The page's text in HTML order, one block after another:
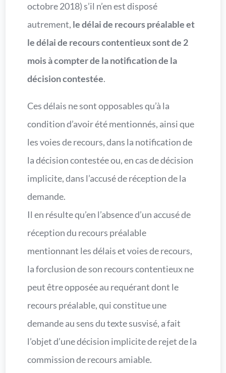
octobre 2018) s’il n’en est disposé
autrement, le délai de recours préalable et
le délai de recours contentieux sont de 2
mois à compter de la notification de la
décision contestée.
Ces délais ne sont opposables qu’à la
condition d’avoir été mentionnés, ainsi que
les voies de recours, dans la notification de
la décision contestée ou, en cas de décision
implicite, dans l’accusé de réception de la
demande.
Il en résulte qu’en l’absence d’un accusé de
réception du recours préalable
mentionnant les délais et voies de recours,
la forclusion de son recours contentieux ne
peut être opposée au requérant dont le
recours préalable, qui constitue une
demande au sens du texte susvisé, a fait
l’objet d’une décision implicite de rejet de la
commission de recours amiable.